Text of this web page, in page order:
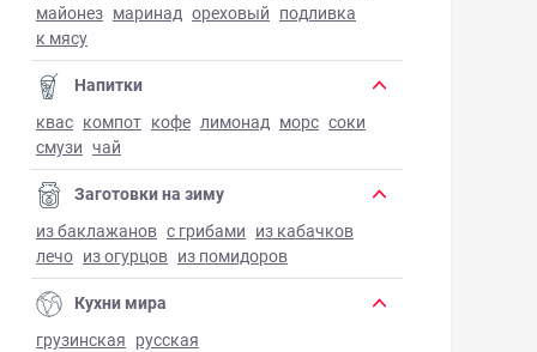
майонез маринад ореховый подливка
к мясу
Напитки
квас компот кофе лимонад морс соки
смузи чай
Заготовки на зиму
из баклажанов с грибами из кабачков
лечо из огурцов из помидоров
Кухни мира
грузинская русская